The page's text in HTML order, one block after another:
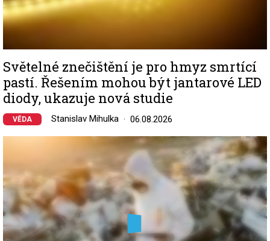
Světelné znečištění je pro hmyz smrtící
pastí. Řešením mohou být jantarové LED
diody, ukazuje nová studie
VĚDA Stanislav Mihulka 06.08.2026